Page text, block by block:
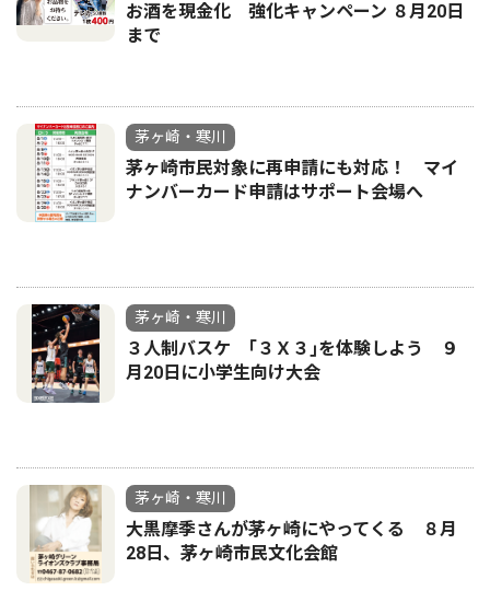
お酒を現金化 強化キャンペーン ８月20日
まで
茅ヶ崎・寒川
茅ヶ崎市民対象に再申請にも対応！ マイ
ナンバーカード申請はサポート会場へ
茅ヶ崎・寒川
３人制バスケ ｢３Ｘ３｣を体験しよう ９
月20日に小学生向け大会
茅ヶ崎・寒川
大黒摩季さんが茅ヶ崎にやってくる ８月
28日、茅ヶ崎市民文化会館